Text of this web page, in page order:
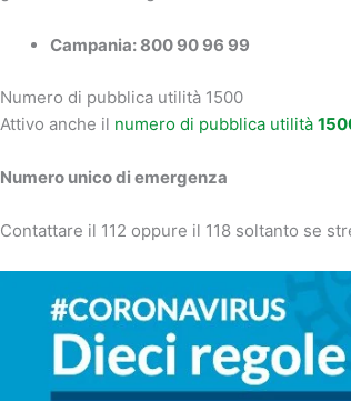
Campania: 800 90 96 99
Numero di pubblica utilità 1500
Attivo anche il numero di pubblica utilità
Numero unico di emergenza
Contattare il 112 oppure il 118 soltanto se